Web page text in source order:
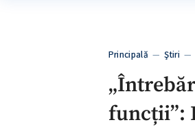
Principală —Ştiri
funcții”: